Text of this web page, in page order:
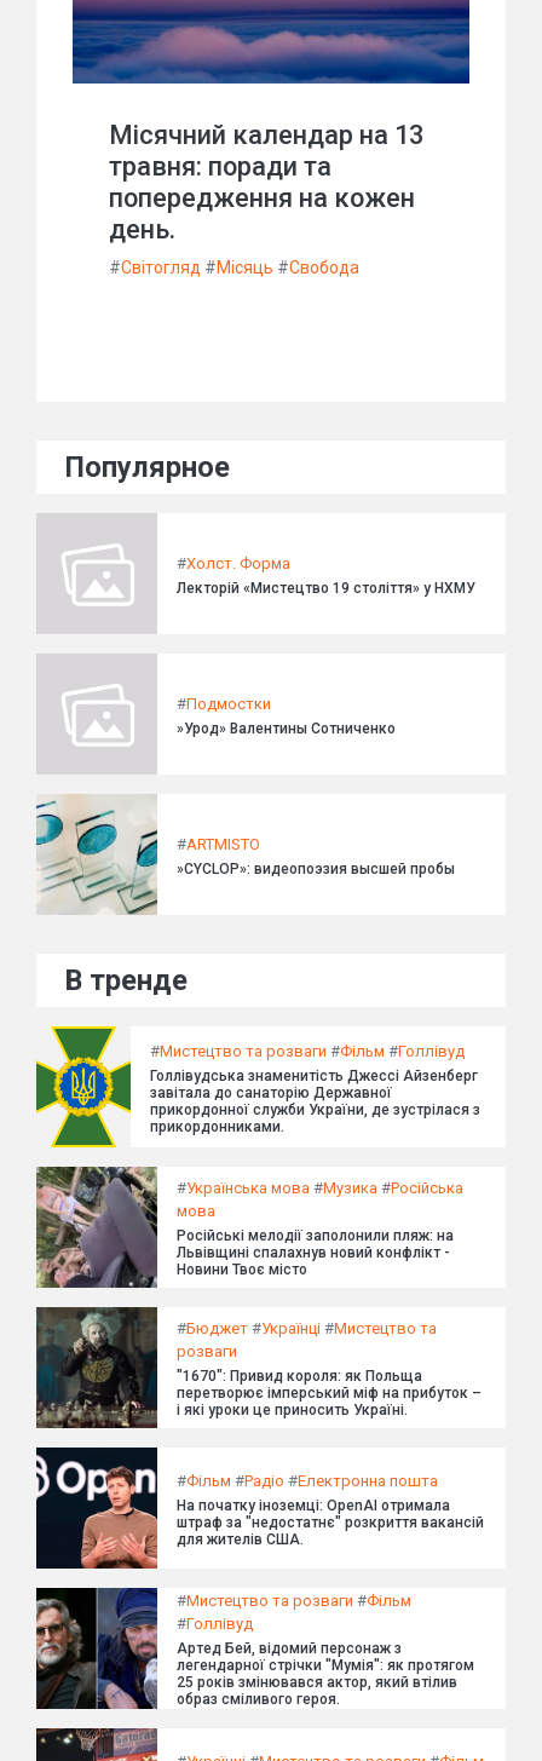
Місячний календар на 13
травня: поради та
попередження на кожен
день.
#Світогляд #Місяць #Свобода
Популярное
#Холст. Форма
Лекторій «Мистецтво 19 століття» у НХМУ
#Подмостки
»Урод» Валентины Сотниченко
#ARTMISTO
»CYCLOP»: видеопоэзия высшей пробы
В тренде
#Мистецтво та розваги #Фільм #Голлівуд
Голлівудська знаменитість Джессі Айзенберг
завітала до санаторію Державної
прикордонної служби України, де зустрілася з
прикордонниками.
#Українська мова #Музика #Російська
мова
Російські мелодії заполонили пляж: на
Львівщині спалахнув новий конфлікт -
Новини Твоє місто
#Бюджет #Українці #Мистецтво та
розваги
"1670": Привид короля: як Польща
перетворює імперський міф на прибуток –
і які уроки це приносить Україні.
#Фільм #Радіо #Електронна пошта
На початку іноземці: OpenAI отримала
штраф за "недостатнє" розкриття вакансій
для жителів США.
#Мистецтво та розваги #Фільм
#Голлівуд
Артед Бей, відомий персонаж з
легендарної стрічки "Мумія": як протягом
25 років змінювався актор, який втілив
образ сміливого героя.